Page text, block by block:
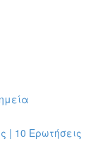
| 10 Ερωτήσεις